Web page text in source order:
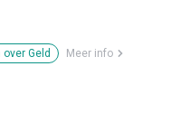
Geld Meer info